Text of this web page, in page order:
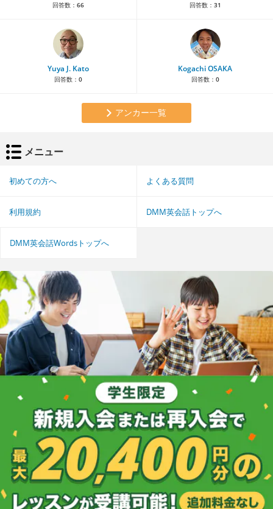
回答数： 66 回答数： 31
Yuya J. Kato
回答数： 0
Kogachi OSAKA
回答数： 0
アンカー一覧
メニュー
初めての方へ よくある質問
利用規約 DMM英会話トップへ
DMM英会話Wordsトップへ